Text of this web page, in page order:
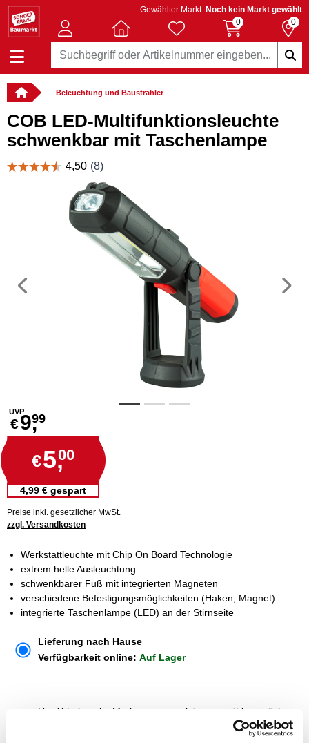
Gewählter Markt: Noch kein Markt gewählt
0
0
Beleuchtung und Baustrahler
COB LED-Multifunktionsleuchte
schwenkbar mit Taschenlampe
Vorheriges
UVP
€9,99
€5,00
4,99 € gespart
Preise inkl. gesetzlicher MwSt.
zzgl. Versandkosten
Werkstattleuchte mit Chip On Board Technologie
extrem helle Ausleuchtung
schwenkbarer Fuß mit integrierten Magneten
verschiedene Befestigungsmöglichkeiten (Haken, Magnet)
integrierte Taschenlampe (LED) an der Stirnseite
Lieferung nach Hause
Verfügbarkeit online: Auf Lager
Um Abholung im Markt nutzen zu können, wähle zunächst